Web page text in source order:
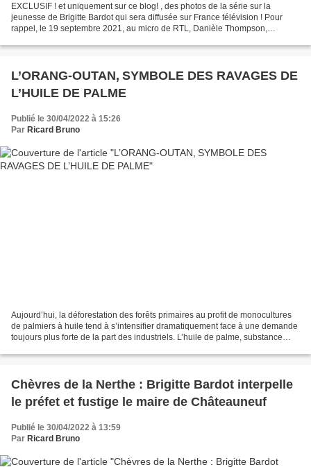
EXCLUSIF ! et uniquement sur ce blog! , des photos de la série sur la
jeunesse de Brigitte Bardot qui sera diffusée sur France télévision ! Pour
rappel, le 19 septembre 2021, au micro de RTL, Danièle Thompson,
L’ORANG-OUTAN, SYMBOLE DES RAVAGES DE
L’HUILE DE PALME
Publié le 30/04/2022 à 15:26
Par Ricard Bruno
Aujourd’hui, la déforestation des forêts primaires au profit de monocultures
de palmiers à huile tend à s’intensifier dramatiquement face à une demande
toujours plus forte de la part des industriels. L’huile de palme, substance
Chèvres de la Nerthe : Brigitte Bardot interpelle
le préfet et fustige le maire de Châteauneuf
Publié le 30/04/2022 à 13:59
Par Ricard Bruno